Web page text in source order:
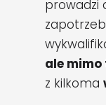
prowadzi
ale mimo
z kilkoma